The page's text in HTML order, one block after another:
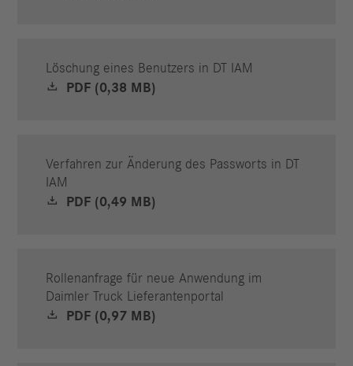
Löschung eines Benutzers in DT IAM
PDF (0,38 MB)
Verfahren zur Änderung des Passworts in DT
IAM
PDF (0,49 MB)
Rollenanfrage für neue Anwendung im
Daimler Truck Lieferantenportal
PDF (0,97 MB)